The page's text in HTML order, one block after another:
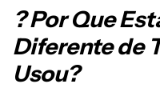
? Por Que
Diferente de
Usou?